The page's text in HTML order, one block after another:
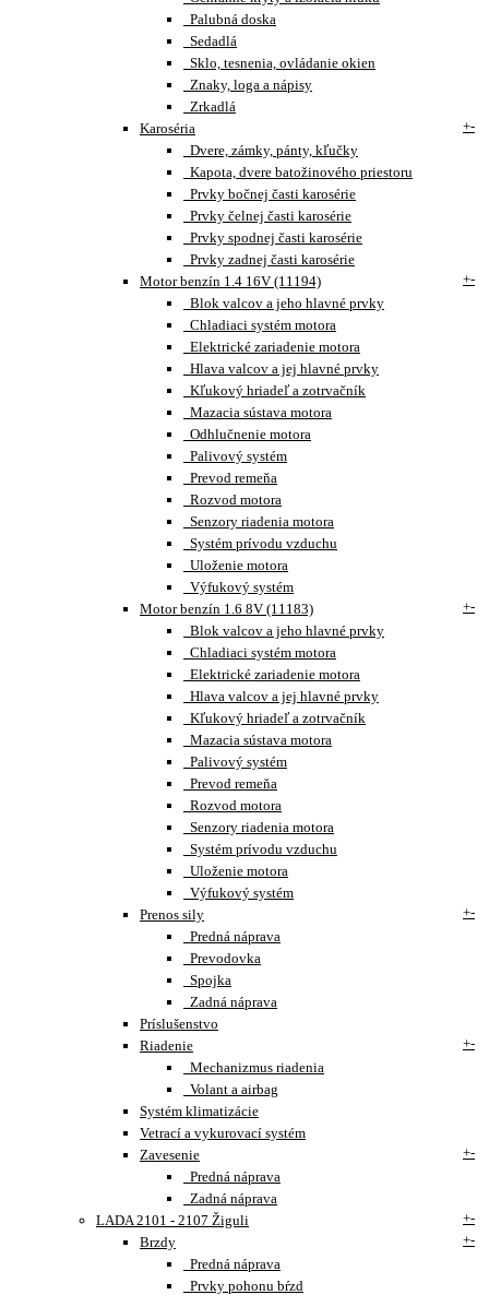
Palubná doska
Sedadlá
Sklo, tesnenia, ovládanie okien
Znaky, loga a nápisy
Zrkadlá
Karoséria
+-
Dvere, zámky, pánty, kľučky
Kapota, dvere batožinového priestoru
Prvky bočnej časti karosérie
Prvky čelnej časti karosérie
Prvky spodnej časti karosérie
Prvky zadnej časti karosérie
Motor benzín 1.4 16V (11194)
+-
Blok valcov a jeho hlavné prvky
Chladiaci systém motora
Elektrické zariadenie motora
Hlava valcov a jej hlavné prvky
Kľukový hriadeľ a zotrvačník
Mazacia sústava motora
Odhlučnenie motora
Palivový systém
Prevod remeňa
Rozvod motora
Senzory riadenia motora
Systém prívodu vzduchu
Uloženie motora
Výfukový systém
Motor benzín 1.6 8V (11183)
+-
Blok valcov a jeho hlavné prvky
Chladiaci systém motora
Elektrické zariadenie motora
Hlava valcov a jej hlavné prvky
Kľukový hriadeľ a zotrvačník
Mazacia sústava motora
Palivový systém
Prevod remeňa
Rozvod motora
Senzory riadenia motora
Systém prívodu vzduchu
Uloženie motora
Výfukový systém
Prenos sily
+-
Predná náprava
Prevodovka
Spojka
Zadná náprava
Príslušenstvo
Riadenie
+-
Mechanizmus riadenia
Volant a airbag
Systém klimatizácie
Vetrací a vykurovací systém
Zavesenie
+-
Predná náprava
Zadná náprava
LADA 2101 - 2107 Žiguli
+-
Brzdy
+-
Predná náprava
Prvky pohonu bŕzd